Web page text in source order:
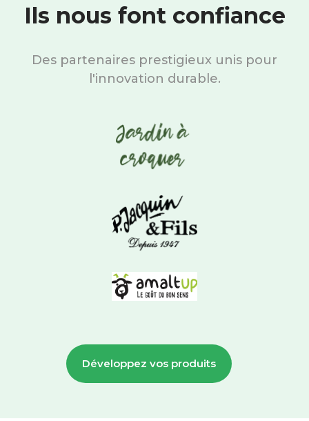
Ils nous font confiance
Des partenaires prestigieux unis pour
l'innovation durable.
Développez vos produits